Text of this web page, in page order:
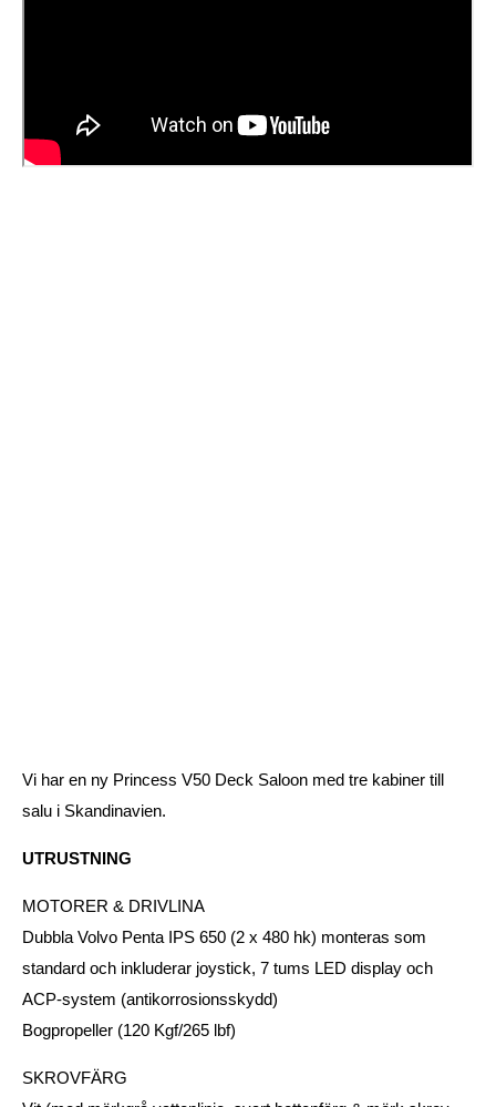
Vi har en ny Princess V50 Deck Saloon med tre kabiner till
salu i Skandinavien.
UTRUSTNING
MOTORER & DRIVLINA
Dubbla Volvo Penta IPS 650 (2 x 480 hk) monteras som
standard och inkluderar joystick, 7 tums LED display och
ACP-system (antikorrosionsskydd)
Bogpropeller (120 Kgf/265 lbf)
SKROVFÄRG